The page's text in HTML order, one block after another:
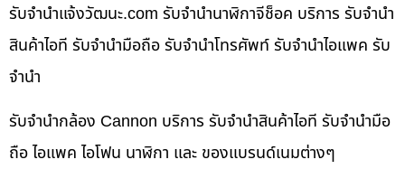
รับจํานําแจ้งวัฒนะ.com รับจำนำนาฬิกาจีช็อค บริการ รับจำนำ
สินค้าไอที รับจำนำมือถือ รับจำนำโทรศัพท์ รับจำนำไอแพค รับ
จำนำ
รับจำนำกล้อง Cannon บริการ รับจำนำสินค้าไอที รับจำนำมือ
ถือ ไอแพค ไอโฟน นาฬิกา และ ของแบรนด์เนมต่างๆ